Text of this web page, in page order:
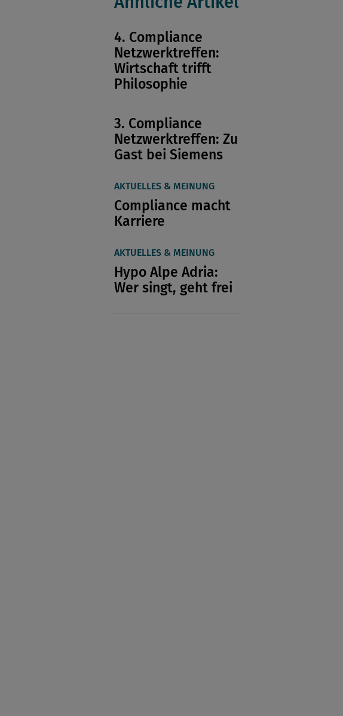
4. Compliance
Netzwerktreffen:
Wirtschaft trifft
Philosophie
3. Compliance
Netzwerktreffen: Zu
Gast bei Siemens
AKTUELLES & MEINUNG
Compliance macht
Karriere
AKTUELLES & MEINUNG
Hypo Alpe Adria:
Wer singt, geht frei